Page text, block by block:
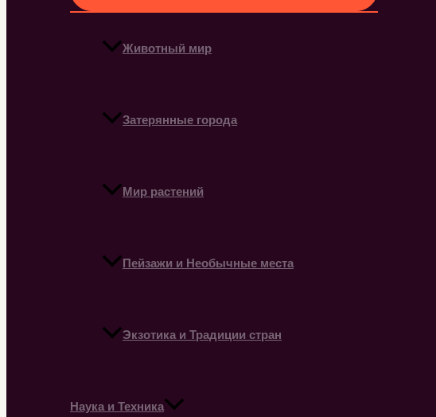
Животный мир
Затерянные города
Мир растений
Пейзажи и Необычные места
Экзотика и Традиции стран
Наука и Техника